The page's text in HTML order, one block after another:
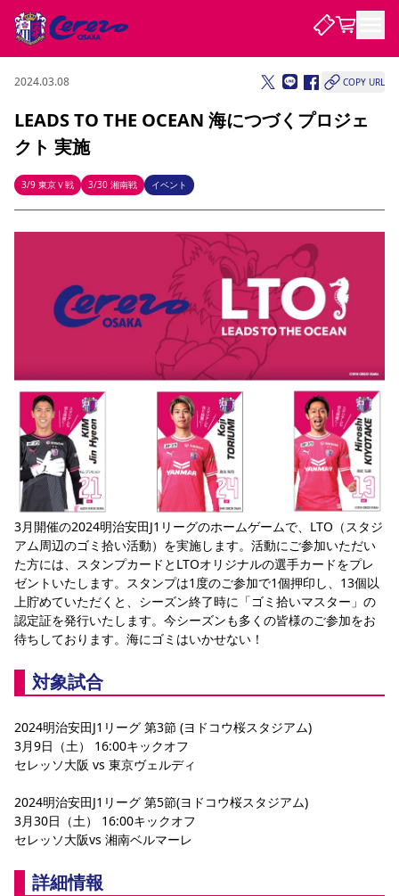
試合・チーム
試合について
試合日程 / 結果 順位表
チームについて
メディア情報 アクセス レディース
ハナサカプレーヤー 歴代所属選手
観戦する
チケット
販売スケジュール 価格・席種
法人シーズンシート 福祉サービス 団体チケット
譲渡サービス リセールサービス
観戦ガイド
キッズ向けサービス グルメ
マッチデープログラム
ビジターサポーター観戦ガイド
スタジアム
YANMAR HANASAKA STADIUM
DAZNで観戦
DAZNで観戦
アウェイツアー
アウェイツアー
よくある質問
よくある質問
クラブを知る
クラブ紹介 沿革 シーズン記録 求人情報
セレッソ大阪VISAカード
セレッソアイデアちょうだいな 応援商店街
Lise（ライセンスビジネス）
サステナビリティ
サステナビリティポリシー SDGsのゴール
インパクトレポート
活動レポート
SPORT POSITIVE LEAGUES 取り組み実績
スポーツクラブ
スポーツクラブ
関連団体/施設
長居公園 セレッソフットサルパーク セレッソフットサルパーク長居
セレッソスポーツパーク舞洲
YANMAR HANASAKA STADIUM
セレッソ大阪アカデミー 子供のサッカースクール
大人のサッカースクール その他スポーツクラブ
ファンクラブ
招待券引換方法 まいセレチケット
婚姻届・出生届・命名書
ニュース
ニュース
すべて チーム チケット イベント
ファンクラブ
ホームタウン
スポーツクラブ 30周年
レディース
アカデミー
2024.03.08 COPY URL
LEADS TO THE OCEAN 海につづくプロジェ
クト 実施
3/9 東京Ｖ戦 3/30 湘南戦 イベント
3月開催の2024明治安田J1リーグのホームゲームで、LTO（スタジ
アム周辺のゴミ拾い活動）を実施します。活動にご参加いただい
た方には、スタンプカードとLTOオリジナルの選手カードをプレ
ゼントいたします。スタンプは1度のご参加で1個押印し、13個以
上貯めていただくと、シーズン終了時に「ゴミ拾いマスター」の
認定証を発行いたします。今シーズンも多くの皆様のご参加をお
待ちしております。海にゴミはいかせない！
対象試合
2024明治安田J1リーグ 第3節 (ヨドコウ桜スタジアム)
3月9日（土） 16:00キックオフ
セレッソ大阪 vs 東京ヴェルディ
2024明治安田J1リーグ 第5節(ヨドコウ桜スタジアム)
3月30日（土） 16:00キックオフ
セレッソ大阪vs 湘南ベルマーレ
詳細情報